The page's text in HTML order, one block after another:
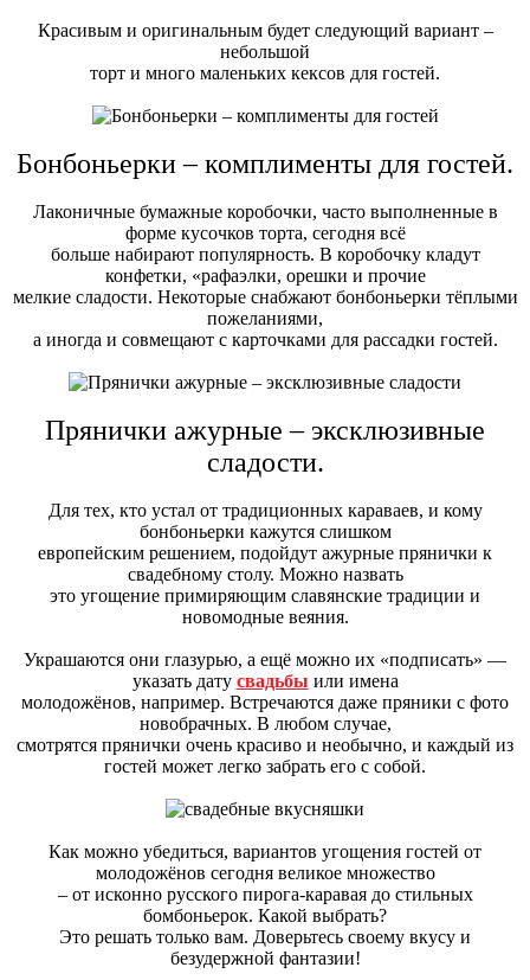
Красивым и оригинальным будет следующий вариант –
небольшой
торт и много маленьких кексов для гостей.
Бонбоньерки – комплименты для гостей.
Лаконичные бумажные коробочки, часто выполненные в
форме кусочков торта, сегодня всё
больше набирают популярность. В коробочку кладут
конфетки, «рафаэлки, орешки и прочие
мелкие сладости. Некоторые снабжают бонбоньерки тёплыми
пожеланиями,
а иногда и совмещают с карточками для рассадки гостей.
Прянички ажурные – эксклюзивные
сладости.
Для тех, кто устал от традиционных караваев, и кому
бонбоньерки кажутся слишком
европейским решением, подойдут ажурные прянички к
свадебному столу. Можно назвать
это угощение примиряющим славянские традиции и
новомодные веяния.
Украшаются они глазурью, а ещё можно их «подписать» —
указать дату свадьбы или имена
молодожёнов, например. Встречаются даже пряники с фото
новобрачных. В любом случае,
смотрятся прянички очень красиво и необычно, и каждый из
гостей может легко забрать его с собой.
Как можно убедиться, вариантов угощения гостей от
молодожёнов сегодня великое множество
– от исконно русского пирога-каравая до стильных
бомбоньерок. Какой выбрать?
Это решать только вам. Доверьтесь своему вкусу и
безудержной фантазии!